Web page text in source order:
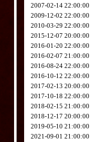
2007-02-14 22:00:00
2009-12-02 22:00:00
2010-03-29 22:00:00
2015-12-07 20:00:00
2016-01-20 22:00:00
2016-02-07 21:00:00
2016-08-24 22:00:00
2016-10-12 22:00:00
2017-02-13 20:00:00
2017-10-18 22:00:00
2018-02-15 21:00:00
2018-12-17 20:00:00
2019-05-10 21:00:00
2021-09-01 21:00:00